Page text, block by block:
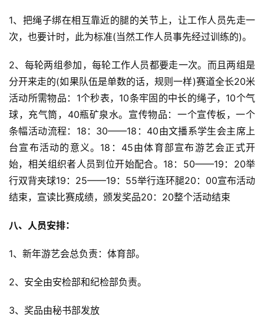
1、把绳子绑在相互靠近的腿的关节上，让工作人员先走一
次，也要计时，此为标准(当然工作人员事先经过训练的)。
2、每轮两组参加，每轮工作人员都要走一次。而且两组是
分开来走的(如果队伍是单数的话，规则一样)赛道全长20米
活动所需物品：1个秒表，10条牢固的中长的绳子，10个气
球，充气筒，40瓶矿泉水。宣传物品：一个宣传板，一个
条幅活动流程：18：30——18：40由文播系学生会主席上
台宣布活动的意义。18：45由体育部宣布游艺会正式开
始，相关组织者人员到位开始配合。18：50——19：20举
行双背夹球19：25——19：55举行连环腿20：00宣布活动
结束，宣读比赛成绩，颁发奖品20：20整个活动结束
八、人员安排：
1、新年游艺会总负责：体育部。
2、安全由安检部和纪检部负责。
3、奖品由秘书部发放